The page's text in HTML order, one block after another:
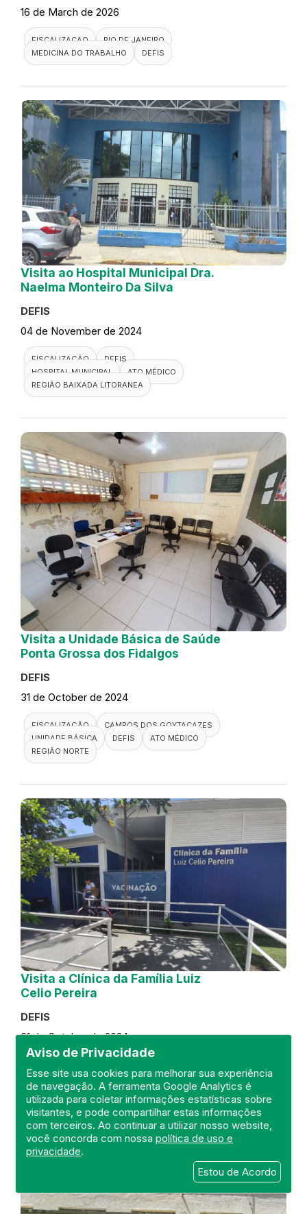
Aviso de Privacidade
Esse site usa cookies para melhorar sua experiência
de navegação. A ferramenta Google Analytics é
utilizada para coletar informações estatísticas sobre
visitantes, e pode compartilhar estas informações
com terceiros. Ao continuar a utilizar nosso website,
você concorda com nossapolítica de uso e
privacidade.
Estou de Acordo
16 de March de 2026
FISCALIZACAO
RIO DE JANEIRO
MEDICINA DO TRABALHO
DEFIS
Visita ao Hospital Municipal Dra.
Naelma Monteiro Da Silva
DEFIS
04 de November de 2024
FISCALIZAÇÃO
DEFIS
HOSPITAL MUNICIPAL
ATO MÉDICO
REGIÃO BAIXADA LITORANEA
Visita a Unidade Básica de Saúde
Ponta Grossa dos Fidalgos
DEFIS
31 de October de 2024
FISCALIZAÇÃO
CAMPOS DOS GOYTACAZES
UNIDADE BÁSICA
DEFIS
ATO MÉDICO
REGIÃO NORTE
Visita a Clínica da Família Luiz
Celio Pereira
DEFIS
31 de October de 2024
REGIÃO METROPOLITANA
DEFIS
ATO MÉDICO
CLÍNICA DA FAMÍLIA